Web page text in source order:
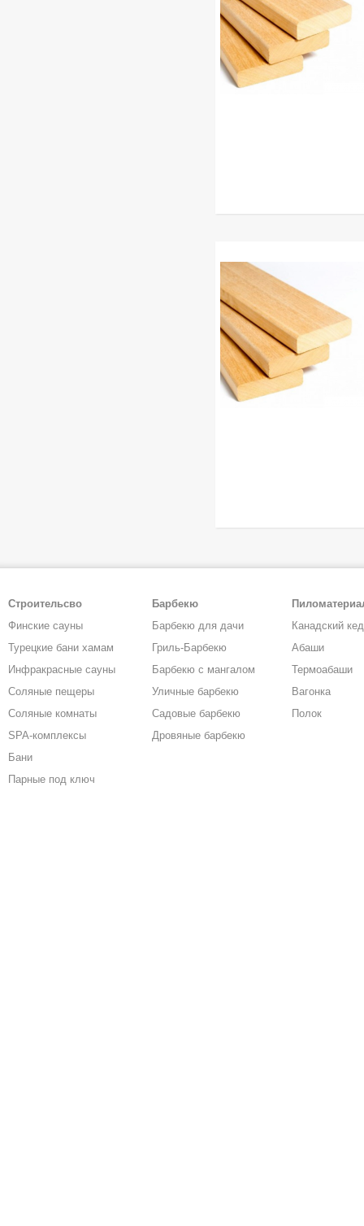
Строительсво
Финские сауны
Турецкие бани хамам
Инфракрасные сауны
Соляные пещеры
Соляные комнаты
SPA-комплексы
Бани
Парные под ключ
Барбекю
Барбекю для дачи
Гриль-Барбекю
Барбекю с мангалом
Уличные барбекю
Садовые барбекю
Дровяные барбекю
Канадский
Абаши
Термоабаши
Вагонка
Полок